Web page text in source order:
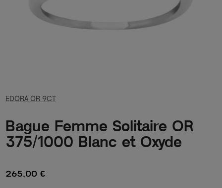
EDORA OR 9CT
Bague Femme Solitaire OR
375/1000 Blanc et Oxyde
265,00 €